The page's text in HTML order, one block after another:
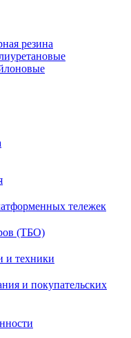
резина
тележек
(ТБО)
и техники
и покупательских